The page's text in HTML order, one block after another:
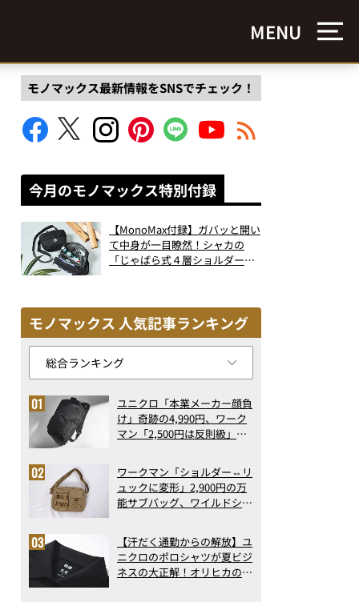
MENU
モノマックス最新情報をSNSでチェック！
今月のモノマックス特別付録
【MonoMax付録】ガバッと開い
て中身が一目瞭然！シャカの
「じゃばら式４層ショルダーバ
モノマックス 人気記事ランキング
ユニクロ「本業メーカー顔負
け」奇跡の4,990円、ワーク
マン「2,500円は反則級」凄
ト3】（2026年6月版）
ワークマン「ショルダー⇔リ
ュックに変形」2,900円の万
能サブバッグ、ワイルドシン
記事ランキングベスト3】
（2026年6月版）
【汗だく通勤からの解放】ユ
ニクロのポロシャツが夏ビジ
ネスの大正解！オリヒカの透